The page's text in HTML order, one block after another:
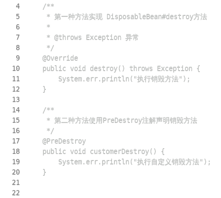
4
5
     * 第一种方法实现 DisposableBean#destroy方法
6
7
8
9
    @Override
10
11
12
13
14
15
     * 第二种方法使用PreDestroy注解声明销毁方法
16
17
    @PreDestroy
18
19
20
21
22